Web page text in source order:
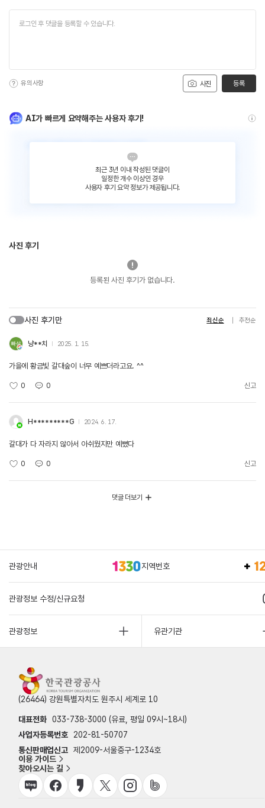
사진
유의사항 등록
AI가 빠르게 요약해주는 사용자 후기!
최근 3년 이내 작성된 댓글이
일정한 개수 이상인 경우
사용자 후기 요약 정보가 제공됩니다.
사진 후기
등록된 사진 후기가 없습니다.
사진 후기만 최신순 추천순
냥**치 2025. 1. 15.
가을에 황금빛 갈대숲이 너무 예쁘더라고요. ^^
0 0 신고
H*********G 2024. 6. 17.
갈대가 다 자라지 않아서 아쉬웠지만 예뻤다
0 0 신고
댓글 더보기
관광안내 지역번호
관광정보 수정/신규요청
관광정보 유관기관
(26464) 강원특별자치도 원주시 세계로 10
대표전화 033-738-3000 (유료, 평일 09시~18시)
사업자등록번호
202-81-50707
통신판매업신고 제2009-서울중구-1234호
이용 가이드
찾아오시는 길